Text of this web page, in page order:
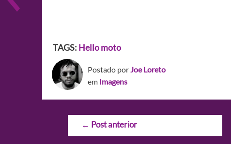
TAGS: Hello moto
Postado porJoe Loreto
em Imagens
Navegação
← Post anterior